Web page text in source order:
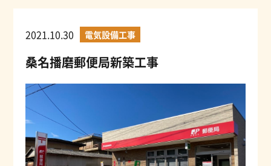
2021.10.30 電気設備工事
桑名播磨郵便局新築工事